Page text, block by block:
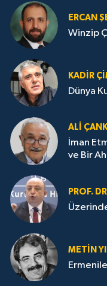
ERCAN
Winzip
KADIR
Dünya
ALI
İman
ve Bir
PROF.
METIN